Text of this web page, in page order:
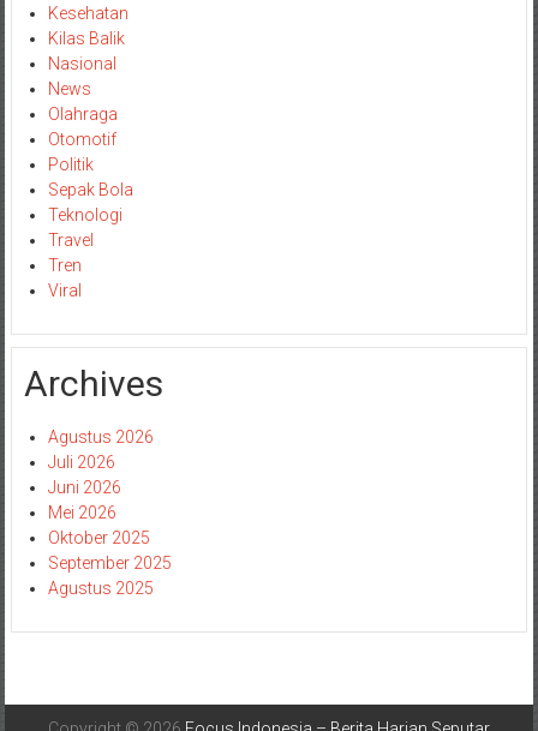
Kesehatan
Kilas Balik
Nasional
News
Olahraga
Otomotif
Politik
Sepak Bola
Teknologi
Travel
Tren
Viral
Archives
Agustus 2026
Juli 2026
Juni 2026
Mei 2026
Oktober 2025
September 2025
Agustus 2025